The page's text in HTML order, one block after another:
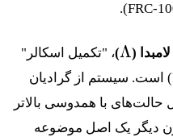
FRC-
).
(
Λ
)، "تکمیل اسکالر"
) است. سیستم از گرادیان
حالت‌های با همدوسی بالاتر
دیگر یک اصل موضوعه